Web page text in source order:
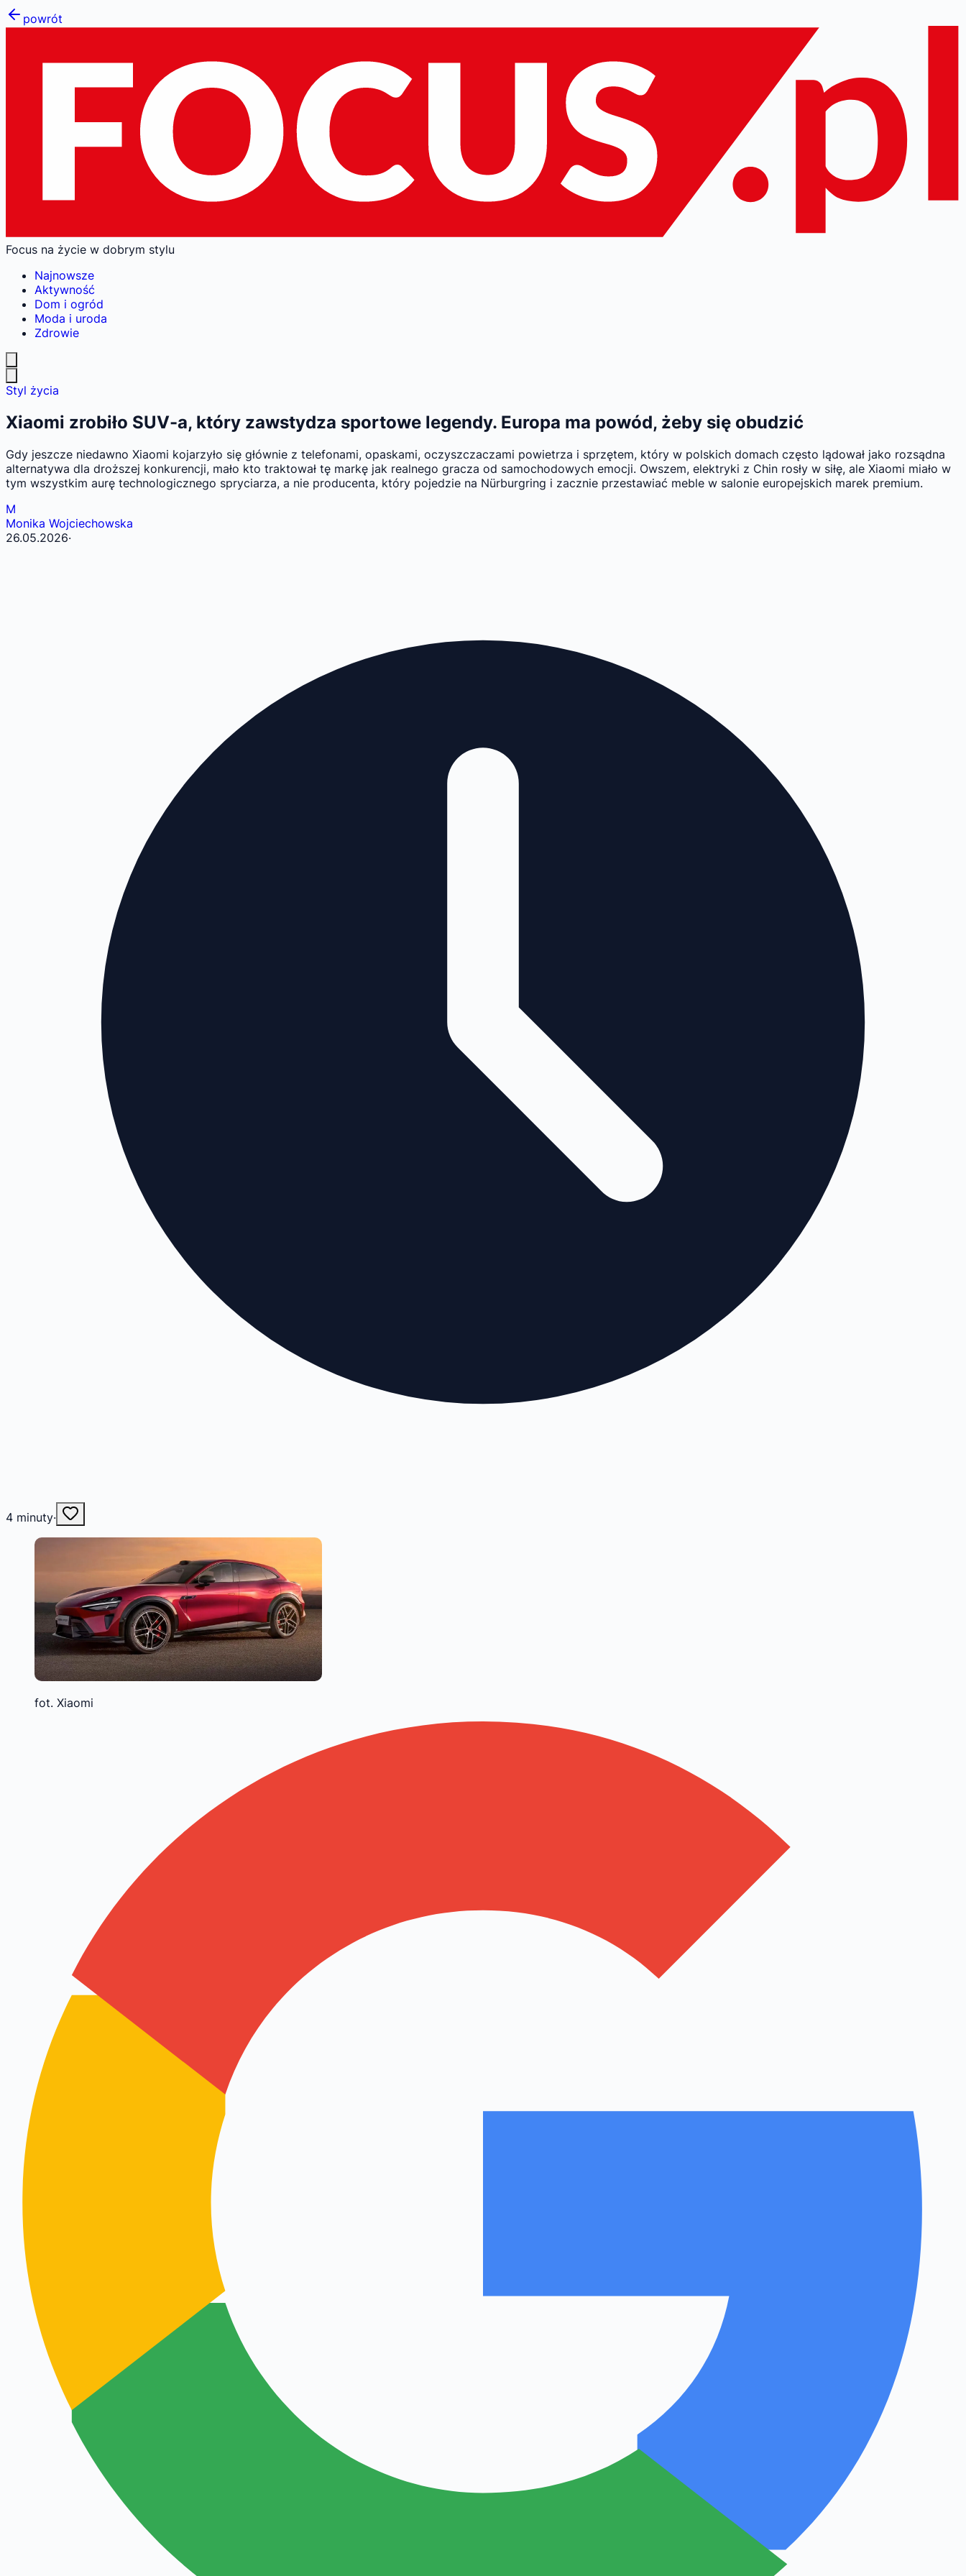
powrót
Focus na życie w dobrym stylu
Najnowsze
Aktywność
Dom i ogród
Moda i uroda
Zdrowie
Styl życia
Xiaomi zrobiło SUV-a, który zawstydza sportowe legendy. Europa ma powód, żeby się obudzić
Gdy jeszcze niedawno Xiaomi kojarzyło się głównie z telefonami, opaskami, oczyszczaczami powietrza i sprzętem, który w polskich domach często lądował jako rozsądna
alternatywa dla droższej konkurencji, mało kto traktował tę markę jak realnego gracza od samochodowych emocji. Owszem, elektryki z Chin rosły w siłę, ale Xiaomi miało w
tym wszystkim aurę technologicznego spryciarza, a nie producenta, który pojedzie na Nürburgring i zacznie przestawiać meble w salonie europejskich marek premium.
M
Monika Wojciechowska
26.05.2026·
4 minuty·
fot. Xiaomi